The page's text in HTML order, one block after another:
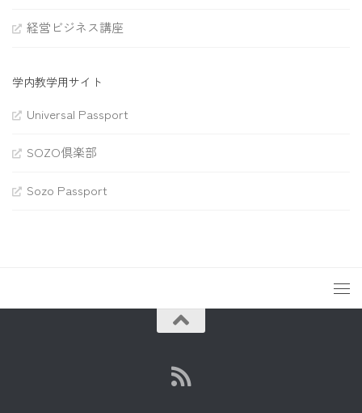
経営ビジネス講座
学内教学用サイト
Universal Passport
SOZO倶楽部
Sozo Passport